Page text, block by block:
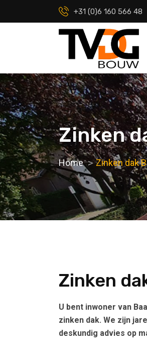
+31 (0)6 160 566 48
Zinken
Home Zinken dak
Zinken
U bent inwoner van
zinken dak. We zijn
deskundig advies op